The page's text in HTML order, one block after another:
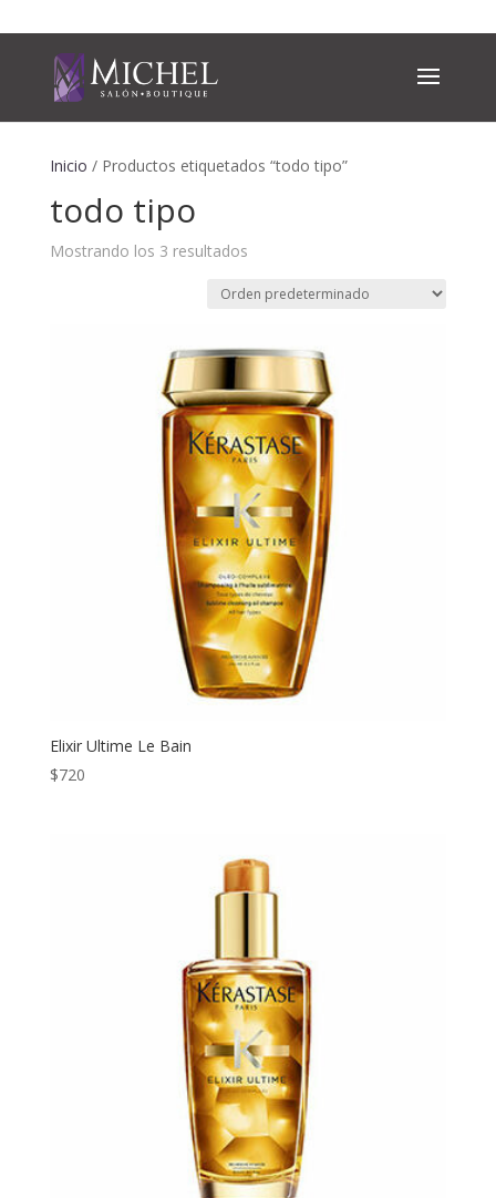
Inicio / Productos etiquetados “todo tipo”
todo tipo
Mostrando los 3 resultados
Elixir Ultime Le Bain
$720